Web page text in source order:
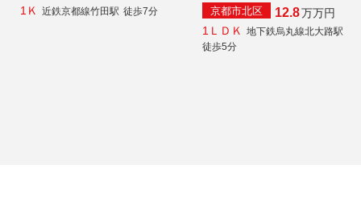
1Ｋ
近鉄京都線竹田駅 徒歩7分 京都市北区 12.8万万円
1ＬＤＫ
地下鉄烏丸線北大路駅
徒歩5分